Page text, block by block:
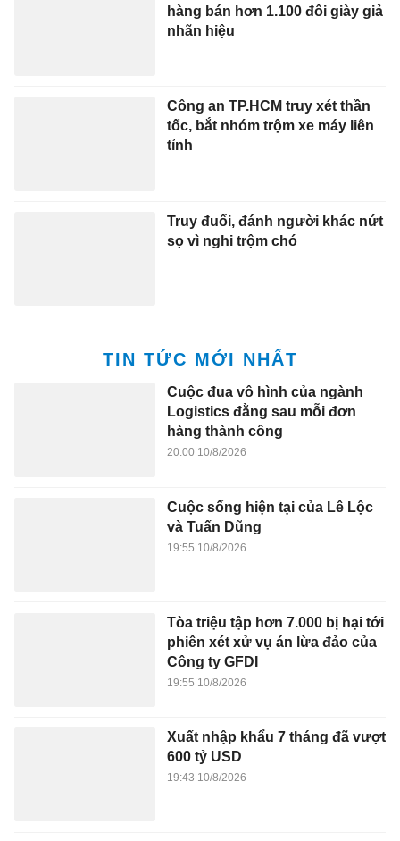
hàng bán hơn 1.100 đôi giày giả
nhãn hiệu
Công an TP.HCM truy xét thần
tốc, bắt nhóm trộm xe máy liên
tỉnh
Truy đuổi, đánh người khác nứt
sọ vì nghi trộm chó
TIN TỨC MỚI NHẤT
Cuộc đua vô hình của ngành
Logistics đằng sau mỗi đơn
hàng thành công
20:00 10/8/2026
Cuộc sống hiện tại của Lê Lộc
và Tuấn Dũng
19:55 10/8/2026
Tòa triệu tập hơn 7.000 bị hại tới
phiên xét xử vụ án lừa đảo của
Công ty GFDI
19:55 10/8/2026
Xuất nhập khẩu 7 tháng đã vượt
600 tỷ USD
19:43 10/8/2026